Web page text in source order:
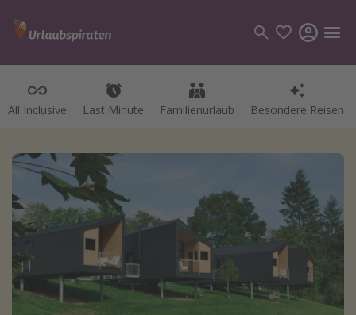
All Inclusive Last Minute Familienurlaub Besondere Reisen
Kategorien
Hotel
Pauschalreisen
Kreuzfahrten
Reiseziele
Alle Reiseziele